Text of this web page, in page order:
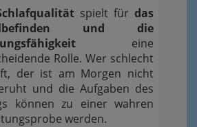
spielt für das
und die
eine
Rolle. Wer schlecht
der ist am Morgen nicht
und die Aufgaben des
können zu einer wahren
werden.